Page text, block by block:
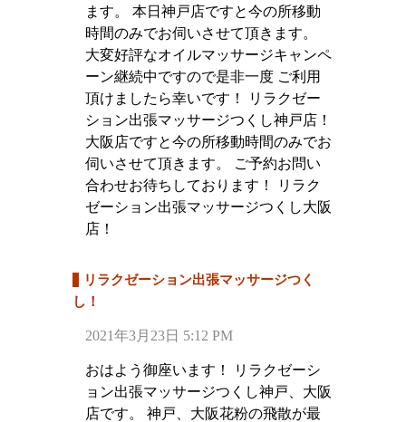
ます。 本日神戸店ですと今の所移動
時間のみでお伺いさせて頂きます。
大変好評なオイルマッサージキャンペ
ーン継続中ですので是非一度 ご利用
頂けましたら幸いです！ リラクゼー
ション出張マッサージつくし神戸店！
大阪店ですと今の所移動時間のみでお
伺いさせて頂きます。 ご予約お問い
合わせお待ちしております！ リラク
ゼーション出張マッサージつくし大阪
店！
リラクゼーション出張マッサージつく
し！
2021年3月23日 5:12 PM
おはよう御座います！ リラクゼーシ
ョン出張マッサージつくし神戸、大阪
店です。 神戸、大阪花粉の飛散が最